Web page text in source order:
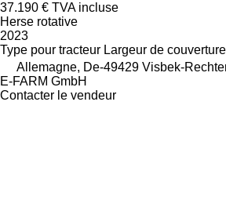
37.190 € TVA incluse
Herse rotative
2023
Type pour tracteur Largeur de couverture
Allemagne, De-49429 Visbek-
E-FARM GmbH
Contacter le vendeur